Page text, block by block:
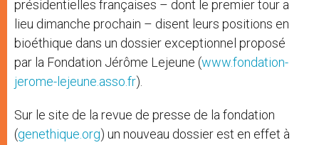
présidentielles françaises – dont le premier tour a
lieu dimanche prochain – disent leurs positions en
bioéthique dans un dossier exceptionnel proposé
par la Fondation Jérôme Lejeune (www.fondation-
jerome-lejeune.asso.fr).
Sur le site de la revue de presse de la fondation
(genethique.org) un nouveau dossier est en effet à